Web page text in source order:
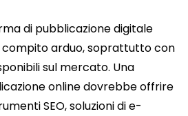
di pubblicazione digitale
compito arduo, soprattutto con
sul mercato. Una
online dovrebbe offrire
SEO, soluzioni di e-